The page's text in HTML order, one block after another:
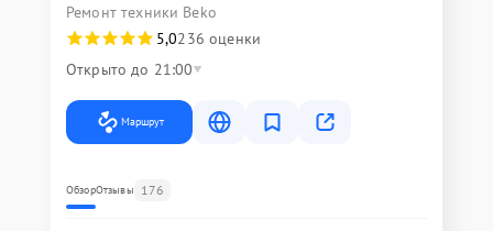
Ремонт техники Beko
5,0236 оценки
Открыто до 21:00
Маршрут
ОбзорОтзывы 176